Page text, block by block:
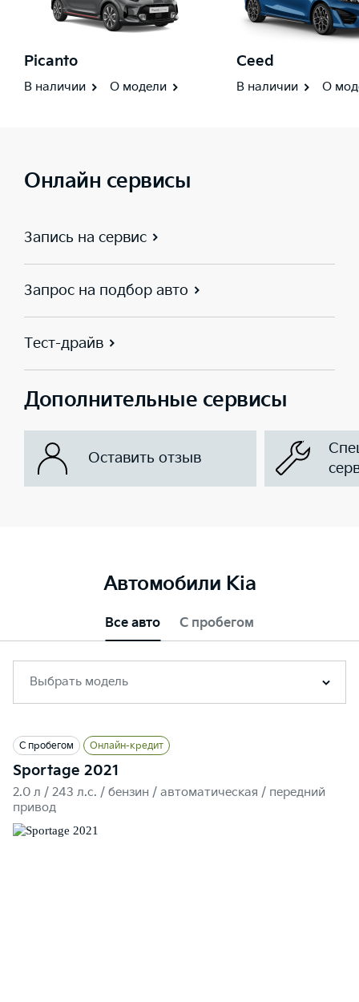
Picanto
В наличии О модели
Ceed
В наличии О
Онлайн сервисы
Запись на сервис
Запрос на подбор авто
Тест-драйв
Дополнительные сервисы
Оставить отзыв
Автомобили Kia
Все авто С пробегом
Выбрать модель
С пробегом Онлайн-кредит
Sportage 2021
2.0 л / 243 л.c. / бензин / автоматическая / передний
привод